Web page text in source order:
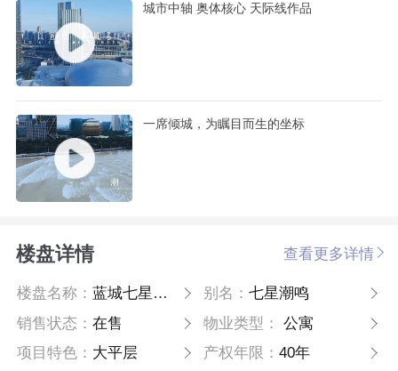
城市中轴 奥体核心 天际线作品
一席倾城，为瞩目而生的坐标
楼盘详情 查看更多详情
楼盘名称：蓝城七星潮鸣 别名： 七星潮鸣
销售状态：在售 物业类型：
公寓
项目特色： 大平层 产权年限： 40年